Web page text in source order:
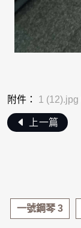
附件： 1 (12).jpg
上一篇
一號鋼琴 3